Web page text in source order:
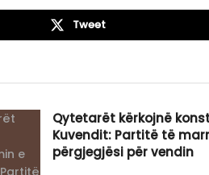
Tweet
Qytetarët kërkojnë
Kuvendit: Partitë të
përgjegjësi për vendin